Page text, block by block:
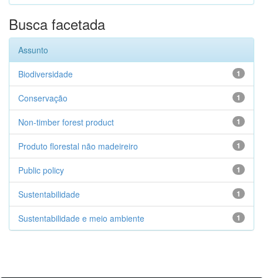
Busca facetada
Assunto
1
Biodiversidade
1
Conservação
1
Non-timber forest product
1
Produto florestal não madeireiro
1
Public policy
1
Sustentabilidade
1
Sustentabilidade e meio ambiente